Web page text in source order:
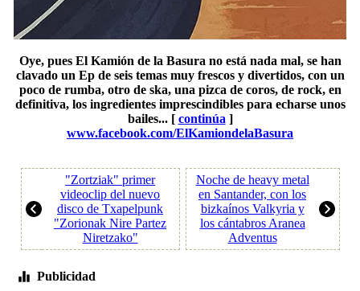
Oye, pues El Kamión de la Basura no está nada mal, se han
clavado un Ep de seis temas muy frescos y divertidos, con un
poco de rumba, otro de ska, una pizca de coros, de rock, en
definitiva, los ingredientes imprescindibles para echarse unos
bailes... [ continúa ]
www.facebook.com/ElKamiondelaBasura
"Zortziak" primer
videoclip del nuevo
disco de Txapelpunk
"Zorionak Nire Partez
Niretzako"
Noche de heavy metal
en Santander, con los
bizkaínos Valkyria y
los cántabros Aranea
Adventus
Publicidad